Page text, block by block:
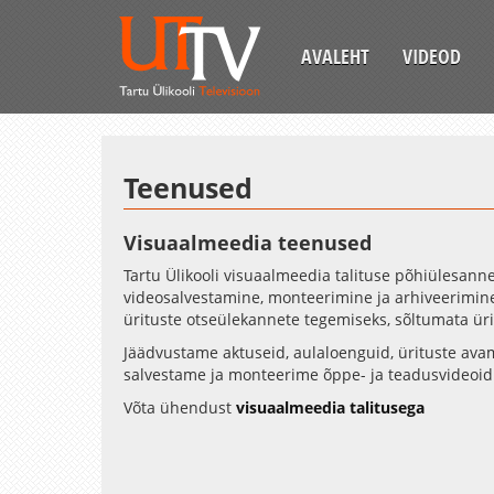
AVALEHT VIDEOD
Teenused
Visuaalmeedia teenused
Tartu Ülikooli visuaalmeedia talituse
videosalvestamine, monteerimine ja
ürituste otseülekannete tegemiseks, sõltumata
Jäädvustame aktuseid, aulaloenguid, ürituste
salvestame ja monteerime õppe- ja
Võta ühendust visuaalmeedia talitusega